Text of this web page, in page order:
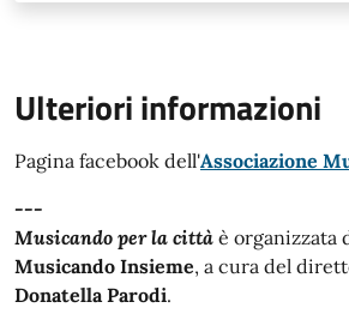
Ulteriori informazioni
Pagina facebook dell'Associazione
---
Musicando per la città è organizzata
Musicando Insieme, a cura del
Donatella Parodi.